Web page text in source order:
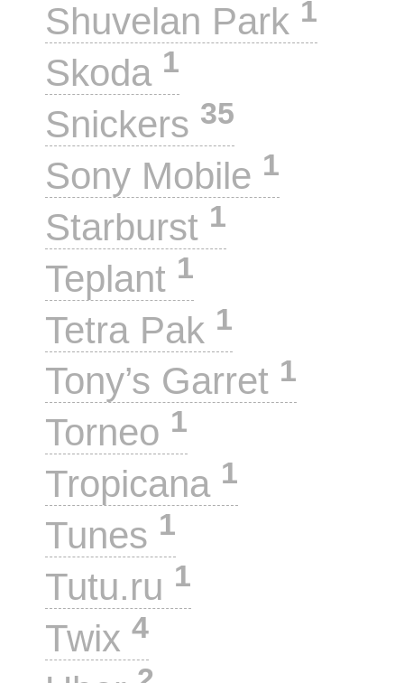
Shuvelan Park 1
Skoda 1
Snickers 35
Sony Mobile 1
Starburst 1
Teplant 1
Tetra Pak 1
Tony’s Garret 1
Torneo 1
Tropicana 1
Tunes 1
Tutu.ru 1
Twix 4